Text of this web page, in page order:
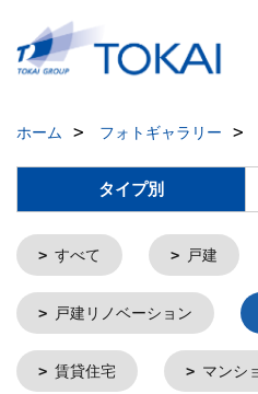
ホーム フォトギャラリー
タイプ別
すべて 戸建
戸建リノベーション
賃貸住宅 マンシ